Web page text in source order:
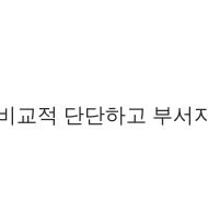
교적 단단하고 부서지